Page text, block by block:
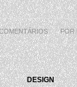
/ POR
DESIGN